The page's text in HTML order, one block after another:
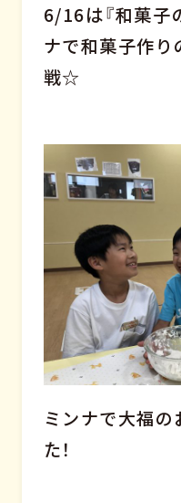
6/16は『和菓子
ナで和菓子作
戦☆
ミンナで大福
た！